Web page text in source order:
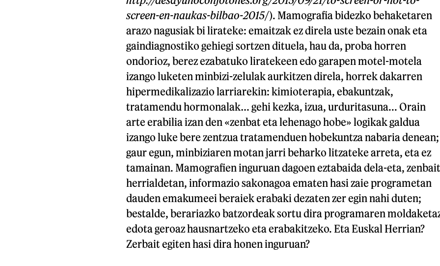
screen-en-naukas-bilbao-2015/). Mamografia bidezko behaketaren
arazo nagusiak bi lirateke: emaitzak ez direla uste bezain onak eta
gaindiagnostiko gehiegi sortzen dituela, hau da, proba horren
ondorioz, berez ezabatuko liratekeen edo garapen motel-motela
izango luketen minbizi-zelulak aurkitzen direla, horrek dakarren
hipermedikalizazio larriarekin: kimioterapia, ebakuntzak,
tratamendu hormonalak… gehi kezka, izua, urduritasuna... Orain
arte erabilia izan den «zenbat eta lehenago hobe» logikak galdua
izango luke bere zentzua tratamenduen hobekuntza nabaria denean;
gaur egun, minbiziaren motan jarri beharko litzateke arreta, eta ez
tamainan. Mamografien inguruan dagoen eztabaida dela-eta, zenbait
herrialdetan, informazio sakonagoa ematen hasi zaie programetan
dauden emakumeei beraiek erabaki dezaten zer egin nahi duten;
bestalde, berariazko batzordeak sortu dira programaren
edota geroaz hausnartzeko eta erabakitzeko. Eta Euskal Herrian?
Zerbait egiten hasi dira honen inguruan?